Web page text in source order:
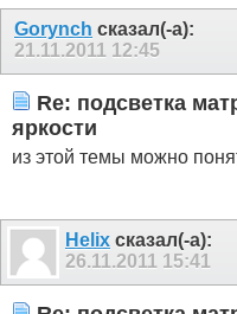
Gorynch сказал(-а):
21.11.2011 12:45
Re: подсветка
яркости
из этой темы можно
Helix сказал(-а):
26.11.2011 15:41